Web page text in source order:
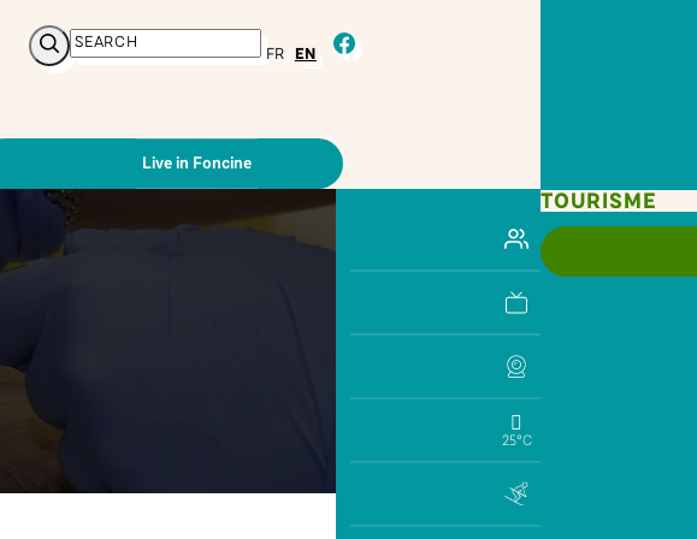
Search FR EN facebook
Live in Foncine
TOURISME
25°C